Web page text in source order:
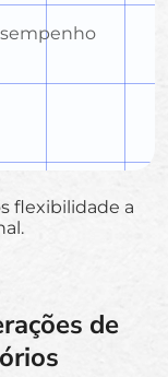
flexibilidade a
de